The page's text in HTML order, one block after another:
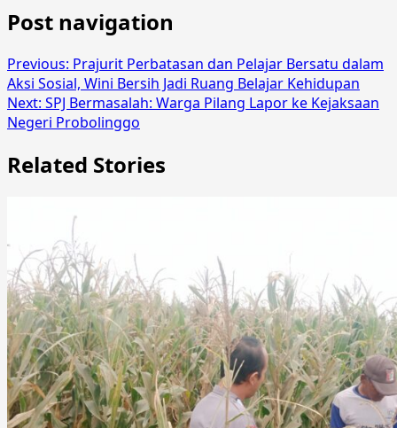
Post navigation
Previous: Prajurit Perbatasan dan Pelajar Bersatu dalam
Aksi Sosial, Wini Bersih Jadi Ruang Belajar Kehidupan
Next: SPJ Bermasalah: Warga Pilang Lapor ke Kejaksaan
Negeri Probolinggo
Related Stories